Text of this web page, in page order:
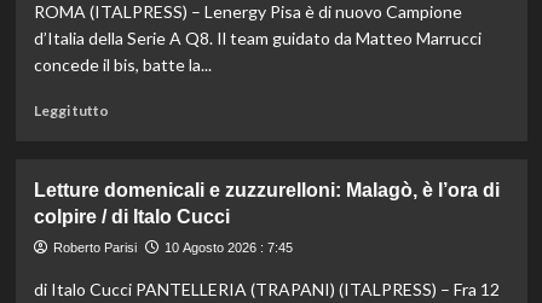
ROMA (ITALPRESS) – Lenergy Pisa è di nuovo Campione
d’Italia della Serie A Q8. Il team guidato da Matteo Marrucci
concede il bis, batte la...
Leggi tuttoLeggi
Beach
soccer,
giù
sipario
Letture domenicali e zuzzurelloni: Malagò, è l’ora di
colpire / di Italo Cucci
Roberto Parisi 10 Agosto 2026 : 7:45
di Italo Cucci PANTELLERIA (TRAPANI) (ITALPRESS) – Fra 12